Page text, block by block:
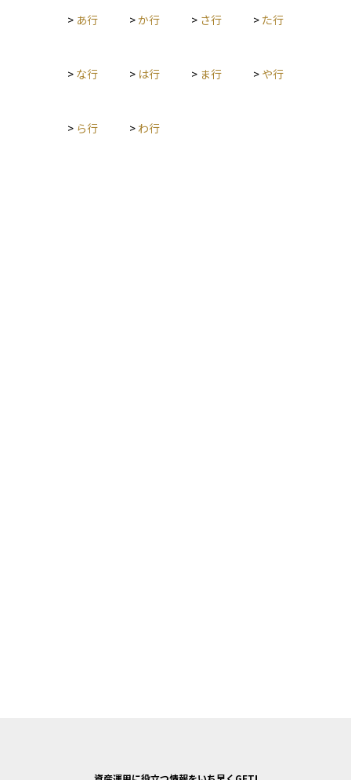
は「証拠金」とも呼ばれ、相場の変動に応じて追加で入金が必
> あ行 >か行 > さ行 > た行
> な行 > は行 > ま行 > や行
> ら行 > わ行